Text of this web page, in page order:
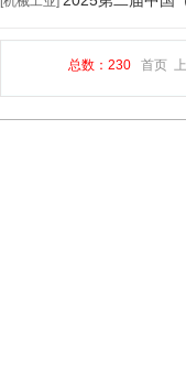
总数：230 首页